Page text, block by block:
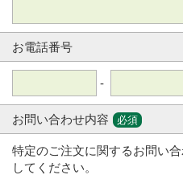
お電話番号
-
お問い合わせ内容 必須
特定のご注文に関するお問い
してください。